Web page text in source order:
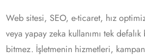
Web sitesi, SEO, e-ticaret, hız
veya yapay zeka kullanımı tek
bitmez. İşletmenin hizmetleri,